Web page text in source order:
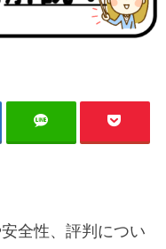
全性、評判につい